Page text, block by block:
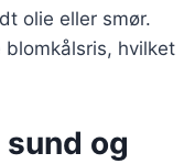
olie eller smør.
hvilket
og